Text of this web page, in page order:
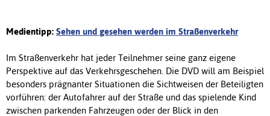
Medientipp: Sehen und gesehen werden im Straßenverkehr
Im Straßenverkehr hat jeder Teilnehmer seine ganz eigene
Perspektive auf das Verkehrsgeschehen. Die DVD will am Beispiel
besonders prägnanter Situationen die Sichtweisen der Beteiligten
vorführen: der Autofahrer auf der Straße und das spielende Kind
zwischen parkenden Fahrzeugen oder der Blick in den